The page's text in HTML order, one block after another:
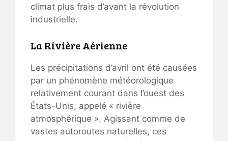
climat plus frais d’avant la révolution
industrielle.
La Rivière Aérienne
Les précipitations d’avril ont été causées
par un phénomène météorologique
relativement courant dans l’ouest des
États-Unis, appelé « rivière
atmosphérique ». Agissant comme de
vastes autoroutes naturelles, ces